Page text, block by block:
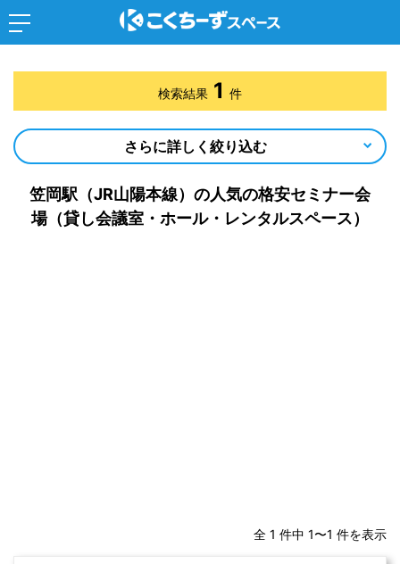
笠岡駅（JR山陽本線）の人気の格安セミナー会
場（貸し会議室・ホール・レンタルスペース）
全 1 件中 1〜1 件を表示
検索結果 1 件
さらに詳しく絞り込む